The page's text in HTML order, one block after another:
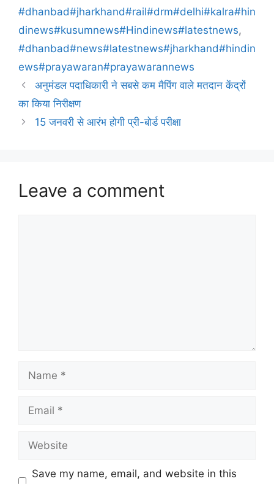
#dhanbad#jharkhand#rail#drm#delhi#kalra#hin
dinews#kusumnews#Hindinews#latestnews,
#dhanbad#news#latestnews#jharkhand#hindin
ews#prayawaran#prayawarannews
अनुमंडल पदाधिकारी ने सबसे कम मैपिंग वाले मतदान केंद्रों
का किया निरीक्षण
15 जनवरी से आरंभ होगी प्री-बोर्ड परीक्षा
Leave a comment
Save my name, email, and website in this